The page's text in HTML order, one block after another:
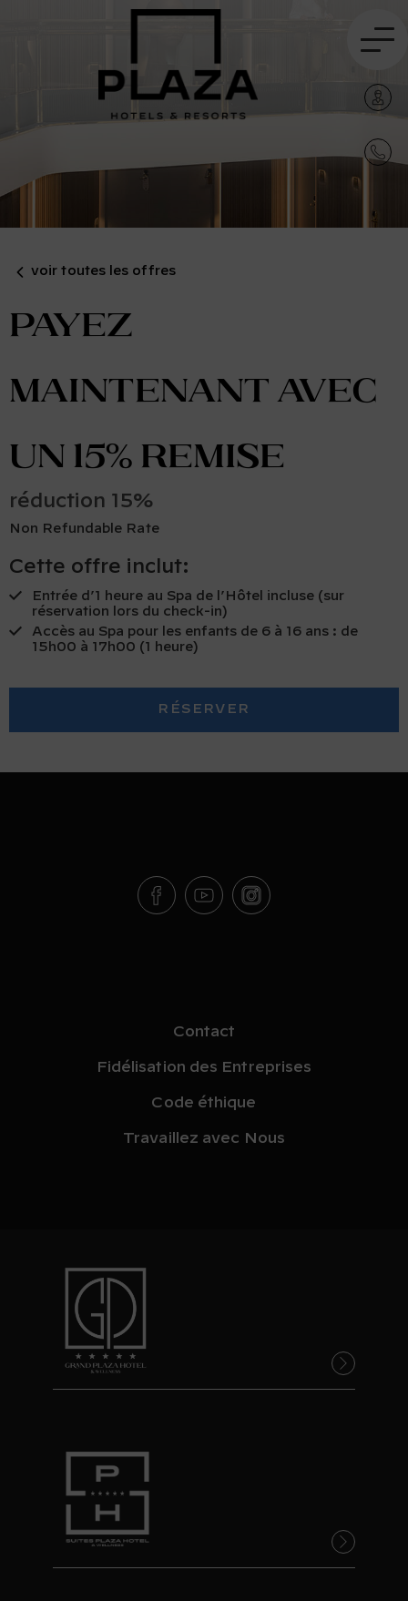
voir toutes les offres
Payez
maintenant avec
un 15% remise
​​réduction 15%
Non Refundable Rate
Cette offre inclut:
Entrée d’1 heure au Spa de l’Hôtel incluse (sur
réservation lors du check-in)
Accès au Spa pour les enfants de 6 à 16 ans : de
15h00 à 17h00 (1 heure)
RÉSERVER
Contact
Fidélisation des Entreprises
Code éthique
Travaillez avec Nous